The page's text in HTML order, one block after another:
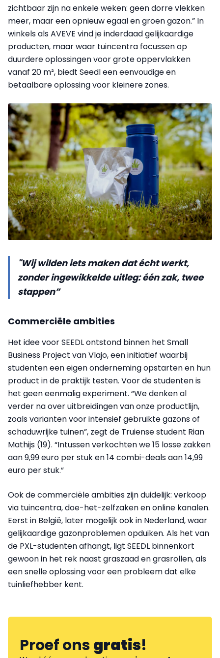
zichtbaar zijn na enkele weken: geen dorre vlekken
meer, maar een opnieuw egaal en groen gazon.” In
winkels als AVEVE vind je inderdaad gelijkaardige
producten, maar waar tuincentra focussen op
duurdere oplossingen voor grote oppervlakken
vanaf 20 m², biedt Seedl een eenvoudige en
betaalbare oplossing voor kleinere zones.
"Wij wilden iets maken dat écht werkt,
zonder ingewikkelde uitleg: één zak, twee
stappen”
Commerciële ambities
Het idee voor SEEDL ontstond binnen het Small
Business Project van Vlajo, een initiatief waarbij
studenten een eigen onderneming opstarten en hun
product in de praktijk testen. Voor de studenten is
het geen eenmalig experiment. “We denken al
verder na over uitbreidingen van onze productlijn,
zoals varianten voor intensief gebruikte gazons of
schaduwrijke tuinen”, zegt de Truiense student Rian
Mathijs (19). “Intussen verkochten we 15 losse zakken
aan 9,99 euro per stuk en 14 combi-deals aan 14,99
euro per stuk.”
Ook de commerciële ambities zijn duidelijk: verkoop
via tuincentra, doe-het-zelfzaken en online kanalen.
Eerst in België, later mogelijk ook in Nederland, waar
gelijkaardige gazonproblemen opduiken. Als het van
de PXL-studenten afhangt, ligt SEEDL binnenkort
gewoon in het rek naast graszaad en grasrollen, als
een snelle oplossing voor een probleem dat elke
tuinliefhebber kent.
Proef onsgratis!